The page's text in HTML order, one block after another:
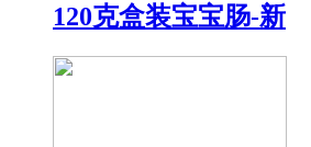
120克盒装宝宝肠-新